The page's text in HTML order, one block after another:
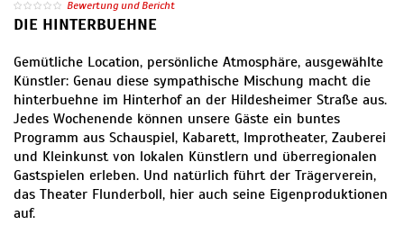
Bewertung und Bericht
DIE HINTERBUEHNE
Gemütliche Location, persönliche Atmosphäre, ausgewählte
Künstler: Genau diese sympathische Mischung macht die
hinterbuehne im Hinterhof an der Hildesheimer Straße aus.
Jedes Wochenende können unsere Gäste ein buntes
Programm aus Schauspiel, Kabarett, Improtheater, Zauberei
und Kleinkunst von lokalen Künstlern und überregionalen
Gastspielen erleben. Und natürlich führt der Trägerverein,
das Theater Flunderboll, hier auch seine Eigenproduktionen
auf.